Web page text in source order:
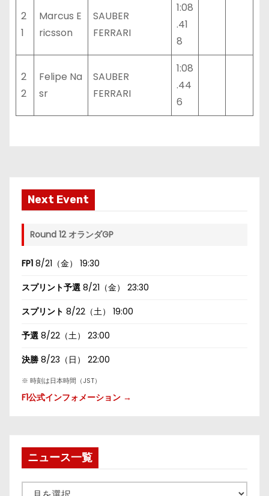
2
1
Marcus E
ricsson
SAUBER
FERRARI
1:08
.41
8
2
2
Felipe Na
sr
SAUBER
FERRARI
1:08
.44
6
Next Event
Round 12 オランダGP
FP1 8/21（金） 19:30
スプリント予選 8/21（金） 23:30
スプリント 8/22（土） 19:00
予選 8/22（土） 23:00
決勝 8/23（日） 22:00
※ 時刻は日本時間（JST）
F1公式インフォメーション →
ニュース一覧